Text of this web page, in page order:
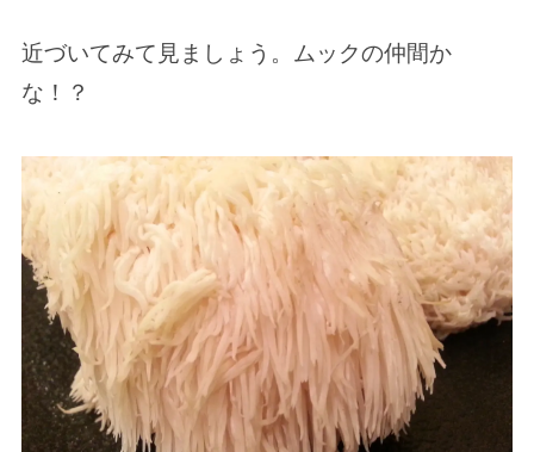
近づいてみて見ましょう。ムックの仲間か
な！？